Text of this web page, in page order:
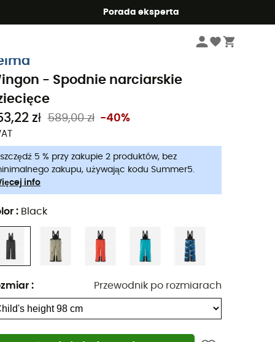
Porada eksperta
Spodnie narciarskie
- Spodnie narciarskie
zł 589,00 zł -40%
5 % przy zakupie 2 produktów, bez
zakupu, używając kodu Summer5.
info
: Black
: Przewodnik po rozmiarach